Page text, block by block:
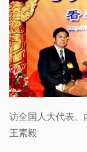
访全国人大代表、
王素毅